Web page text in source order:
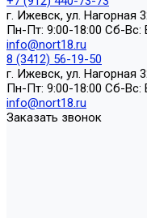
г. Ижевск, ул. Нагорная
Пн-Пт: 9:00-18:00 Cб-Вс:
info@nort18.ru
8 (3412) 56-19-50
г. Ижевск, ул. Нагорная
Пн-Пт: 9:00-18:00 Cб-Вс:
info@nort18.ru
Заказать звонок